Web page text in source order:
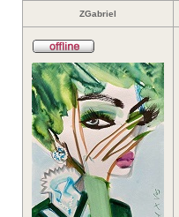
ZGabriel